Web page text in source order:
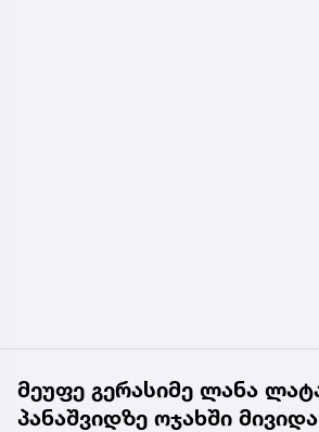
მეუფე გერასიმე ლანა
პანაშვიდზე ოჯახში მივიდა